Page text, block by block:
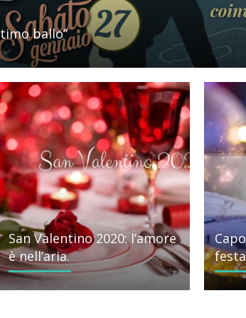
ballo”
San Valentino 2020: l’amore
è nell’aria.